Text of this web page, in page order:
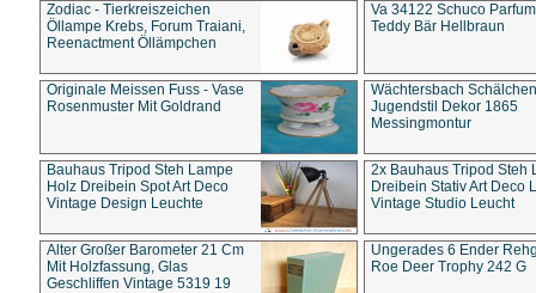
Zodiac - Tierkreiszeichen
Öllampe Krebs, Forum Traiani,
Reenactment Öllämpchen
Va 34122 Schuco
Teddy Bär Hellbraun
Originale Meissen Fuss - Vase
Rosenmuster Mit Goldrand
Wächtersbach Schälchen
Jugendstil Dekor 1865
Messingmontur
Bauhaus Tripod Steh Lampe
Holz Dreibein Spot Art Deco
Vintage Design Leuchte
2x Bauhaus Tripod Steh
Dreibein Stativ Art Deco
Vintage Studio Leucht
Alter Großer Barometer 21 Cm
Mit Holzfassung, Glas
Geschliffen Vintage 5319 19
Ungerades 6 Ender
Roe Deer Trophy 242 G